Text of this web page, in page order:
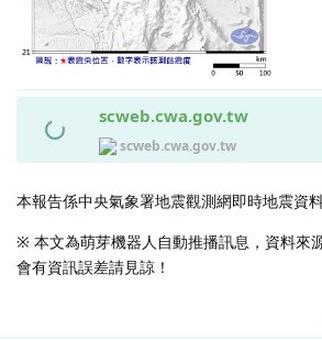
scweb.cwa.gov.tw
scweb.cwa.gov.tw
本報告係中央氣象署地震觀測網即時地震資
※ 本文為萌芽機器人自動推播訊息，資料來
會有資訊誤差請見諒！